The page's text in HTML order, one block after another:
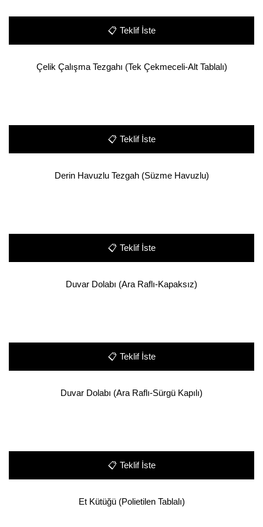
📋 Teklif İste
Çelik Çalışma Tezgahı (Tek Çekmeceli-Alt Tablalı)
📋 Teklif İste
Derin Havuzlu Tezgah (Süzme Havuzlu)
📋 Teklif İste
Duvar Dolabı (Ara Raflı-Kapaksız)
📋 Teklif İste
Duvar Dolabı (Ara Raflı-Sürgü Kapılı)
📋 Teklif İste
Et Kütüğü (Polietilen Tablalı)